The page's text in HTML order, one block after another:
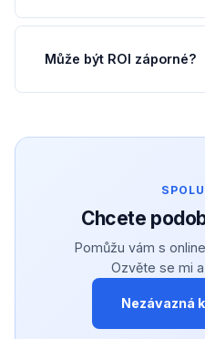
Může být ROI záporné?
Chcete
Pomůžu vám s
Ozvěte se mi
Nezávazná